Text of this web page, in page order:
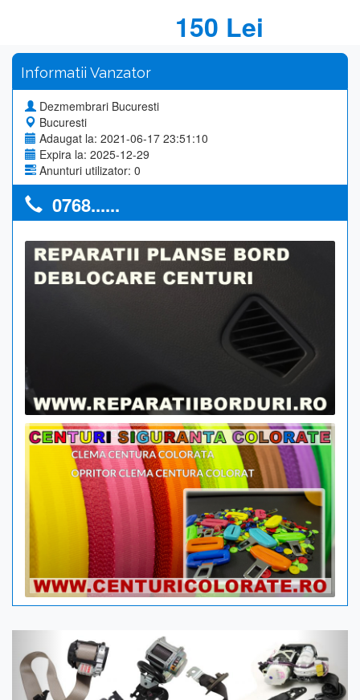
150 Lei
Informatii Vanzator
Dezmembrari Bucuresti
Bucuresti
Adaugat la: 2021-06-17 23:51:10
Expira la: 2025-12-29
Anunturi utilizator: 0
0768......
Previous